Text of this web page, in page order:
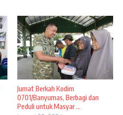
Jumat Berkah Kodim
0701/Banyumas, Berbagi dan
Peduli untuk Masyar ...